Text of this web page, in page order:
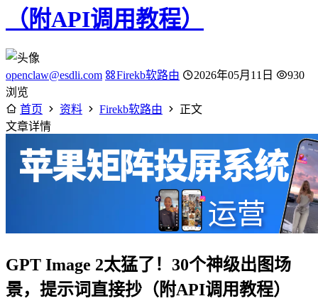
（附API调用教程）
openclaw@esdli.com Firekb软路由 2026年05月11日
930
浏览
首页
资料 Firekb软路由
正文
文章详情
GPT Image 2太猛了！30个神级出图场
景，提示词直接抄（附API调用教程）